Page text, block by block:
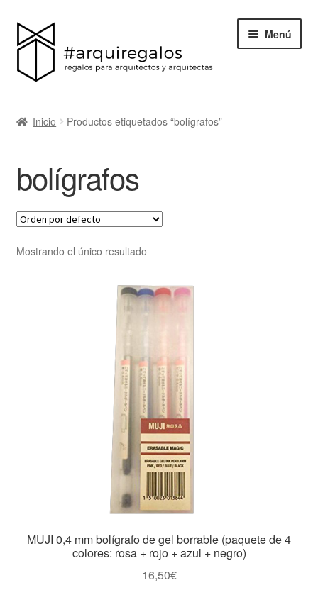
Menú
BLACK FRIDAY
Blog
Acerca de ArquiRegalos
Inicio Productos etiquetados “bolígrafos”
bolígrafos
Mostrando el único resultado
MUJI 0,4 mm bolígrafo de gel borrable (paquete de 4
colores: rosa + rojo + azul + negro)
16,50€